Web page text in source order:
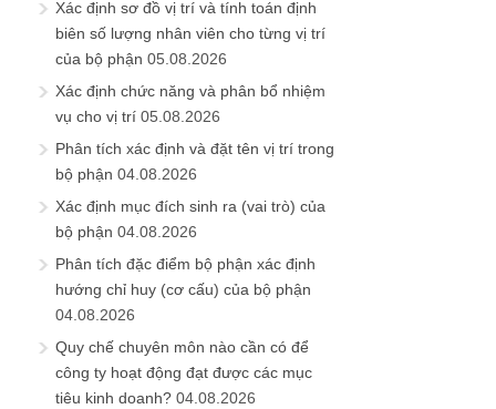
Xác định sơ đồ vị trí và tính toán định
biên số lượng nhân viên cho từng vị trí
của bộ phận 05.08.2026
Xác định chức năng và phân bổ nhiệm
vụ cho vị trí 05.08.2026
Phân tích xác định và đặt tên vị trí trong
bộ phận 04.08.2026
Xác định mục đích sinh ra (vai trò) của
bộ phận 04.08.2026
Phân tích đặc điểm bộ phận xác định
hướng chỉ huy (cơ cấu) của bộ phận
04.08.2026
Quy chế chuyên môn nào cần có để
công ty hoạt động đạt được các mục
tiêu kinh doanh? 04.08.2026